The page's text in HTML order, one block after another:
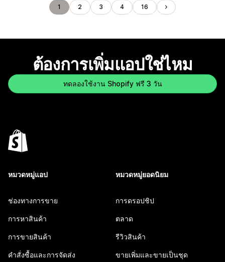
1 2 3 4 16
ต้องการเพิ่มแอปใช่ไหม
ทดลองใช้งาน Shopify ฟรี 3 วัน
หมวดหมู่แอป
ช่องทางการขาย
การหาสินค้า
การขายสินค้า
คำสั่งซื้อและการจัดส่ง
หมวดหมู่ยอดนิยม
การดรอปชิป
ตลาด
รีวิวสินค้า
ขายเพิ่มและขายเป็นชุด